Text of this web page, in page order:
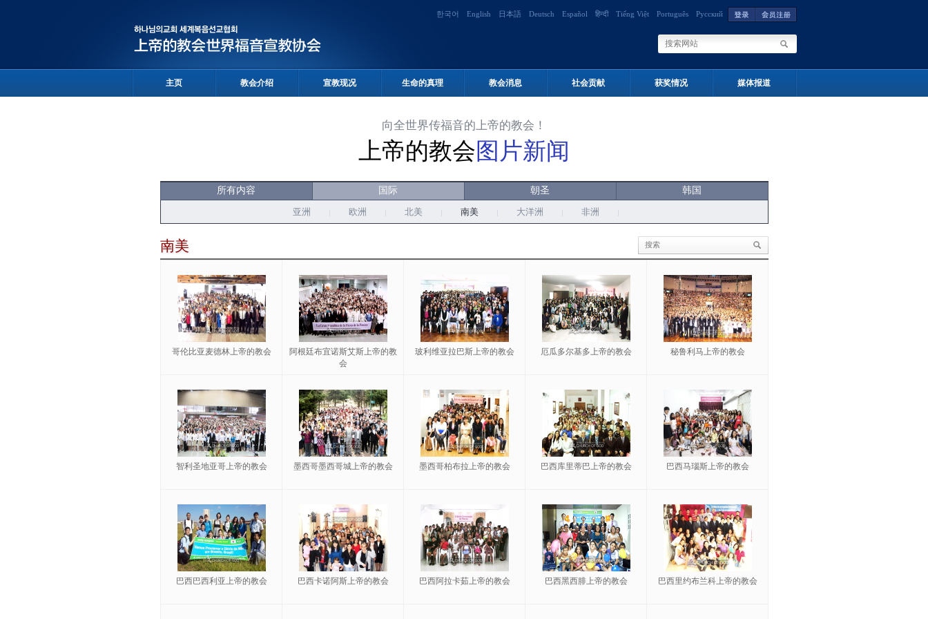
한국어 English 日本語 Deutsch Español हिन्दी Tiếng Việt Português Русский
主页 教会介绍 宣教现况 生命的真理 教会消息 社会贡献 获奖情况 媒体报道
向全世界传福音的上帝的教会！
上帝的教会图片新闻
所有内容 国际 朝圣 韩国
亚洲 欧洲 北美 南美 大洋洲 非洲
南美
哥伦比亚麦德林上帝的教会
阿根廷布宜诺斯艾斯上帝的教
会
玻利维亚拉巴斯上帝的教会 厄瓜多尔基多上帝的教会 秘鲁利马上帝的教会
智利圣地亚哥上帝的教会 墨西哥墨西哥城上帝的教会 墨西哥柏布拉上帝的教会 巴西库里蒂巴上帝的教会 巴西马瑙斯上帝的教会
巴西巴西利亚上帝的教会 巴西卡诺阿斯上帝的教会 巴西阿拉卡茹上帝的教会 巴西黑西腓上帝的教会 巴西里约布兰科上帝的教会